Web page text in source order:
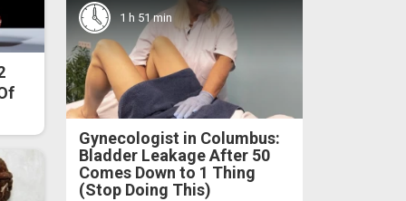
1 h 51 min
Gynecologist in Columbus:
Bladder Leakage After 50
Comes Down to 1 Thing
(Stop Doing This)